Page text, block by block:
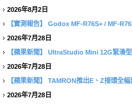
2026年8月2日
【實測報告】
Godox MF-R76S+ / MF-
2026年7月28日
【蘋果新聞】
UltraStudio Mini 12G緊湊
2026年7月28日
【蘋果新聞】
TAMRON推出E、Z接環全
2026年7月28日